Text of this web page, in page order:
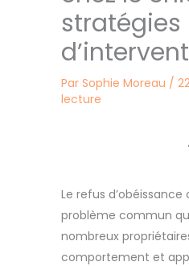
stratégies
Par Sophie Moreau /
lecture
Le refus
problème commun
nombreux
comportement et